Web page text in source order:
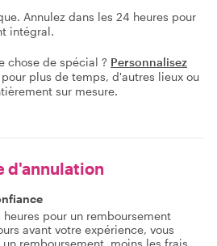
Annulez dans les 24 heures pour
intégral.
chose de spécial ? Personnalisez
pour plus de temps, d'autres lieux ou
sur mesure.
d'annulation
heures pour un remboursement
avant votre expérience, vous
remboursement, moins les frais